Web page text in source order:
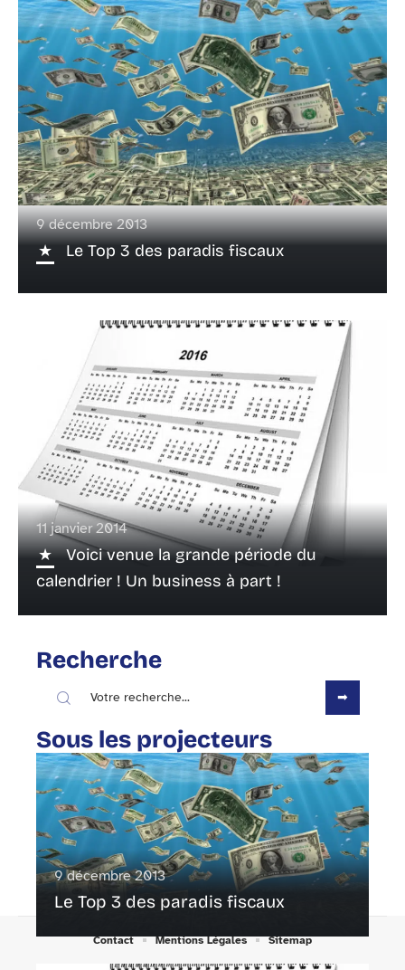
9 décembre 2013
Le Top 3 des paradis fiscaux
11 janvier 2014
Voici venue la grande période du
calendrier ! Un business à part !
Recherche
Sous les projecteurs
9 décembre 2013
Le Top 3 des paradis fiscaux
Contact Mentions Légales Sitemap